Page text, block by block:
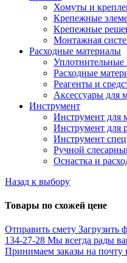
Хомуты и
Крепежные
Крепежные
Монтажная
Расходные материалы
Уплотнительные
Расходные
Реагенты и
Аксессуары для
Инструмент
Инструмент для
Инструмент для
Инструмент
Ручной
Оснастка и
Назад к выбору
Товары по схожей цене
Отправить смету Загрузить
134-27-28 Мы всегда рады
Принимаем заказы на почту